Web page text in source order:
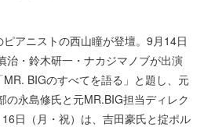
アニストの西山瞳が登壇。9月14日
治・鈴木研一・ナカジマノブが出演
BIGのすべてを語る」と題し、元
の永島修氏と元MR.BIG担当ディレク
日（月・祝）は、吉田豪氏と掟ポル